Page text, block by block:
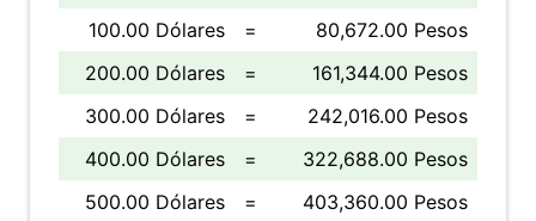
100.00 Dólares
=
80,672.00 Pesos
200.00 Dólares
=
161,344.00 Pesos
300.00 Dólares
=
242,016.00 Pesos
400.00 Dólares
=
322,688.00 Pesos
500.00 Dólares
=
403,360.00 Pesos